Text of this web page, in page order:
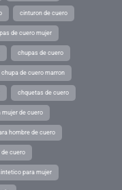
cinturon de cuero
de cuero mujer
chupas de cuero
chupa de cuero marron
chquetas de cuero
mujer de cuero
hombre de cuero
cuero
para mujer